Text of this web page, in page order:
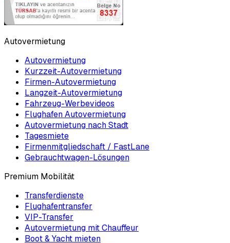
Autovermietung
Autovermietung
Kurzzeit-Autovermietung
Firmen-Autovermietung
Langzeit-Autovermietung
Fahrzeug-Werbevideos
Flughafen Autovermietung
Autovermietung nach Stadt
Tagesmiete
Firmenmitgliedschaft / FastLane
Gebrauchtwagen-Lösungen
Premium Mobilität
Transferdienste
Flughafentransfer
VIP-Transfer
Autovermietung mit Chauffeur
Boot & Yacht mieten